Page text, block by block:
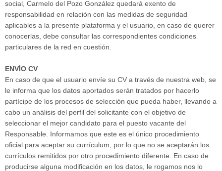
social, Carmelo del Pozo González quedará exento de
responsabilidad en relación con las medidas de seguridad
aplicables a la presente plataforma y el usuario, en caso de querer
conocerlas, debe consultar las correspondientes condiciones
particulares de la red en cuestión.
ENVÍO CV
En caso de que el usuario envíe su CV a través de nuestra web, se
le informa que los datos aportados serán tratados por hacerlo
partícipe de los procesos de selección que pueda haber, llevando a
cabo un análisis del perfil del solicitante con el objetivo de
seleccionar el mejor candidato para el puesto vacante del
Responsable. Informamos que este es el único procedimiento
oficial para aceptar su currículum, por lo que no se aceptarán los
currículos remitidos por otro procedimiento diferente. En caso de
producirse alguna modificación en los datos, le rogamos nos lo